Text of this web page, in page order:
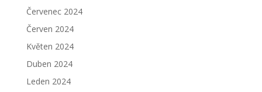
Červenec 2024
Červen 2024
Květen 2024
Duben 2024
Leden 2024